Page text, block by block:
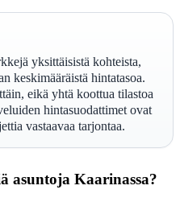
yksittäisistä kohteista,
keskimääräistä hintatasoa.
eikä yhtä koottua tilastoa
hintasuodattimet ovat
vastaavaa tarjontaa.
asuntoja Kaarinassa?